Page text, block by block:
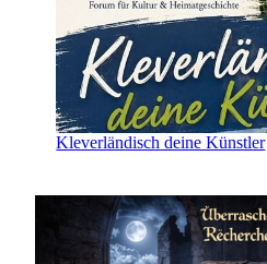
Kleverländisch deine Künstler